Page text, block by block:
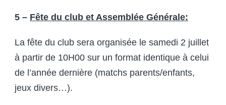
5 – Fête du club et Assemblée Générale:
La fête du club sera organisée le samedi 2 juillet
à partir de 10H00 sur un format identique à celui
de l’année dernière (matchs parents/enfants,
jeux divers…).